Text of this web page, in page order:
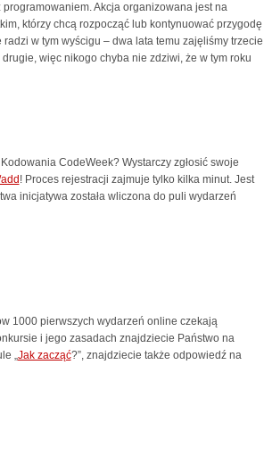
Akcja organizowana jest na
którzy chcą rozpocząć lub kontynuować przygodę
w tym wyścigu – dwa lata temu zajęliśmy trzecie
więc nikogo chyba nie zdziwi, że w tym roku
CodeWeek? Wystarczy zgłosić swoje
! Proces rejestracji zajmuje tylko kilka minut. Jest
inicjatywa została wliczona do puli wydarzeń
1000 pierwszych wydarzeń online czekają
i jego zasadach znajdziecie Państwo na
„Jak zacząć?”, znajdziecie także odpowiedź na